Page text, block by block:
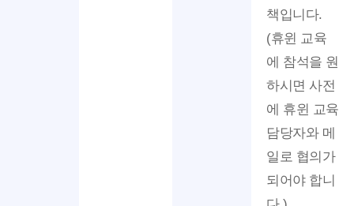
책입니다.
(휴윈 교육
에 참석을 원
하시면 사전
에 휴윈 교육
담당자와 메
일로 협의가
되어야 합니